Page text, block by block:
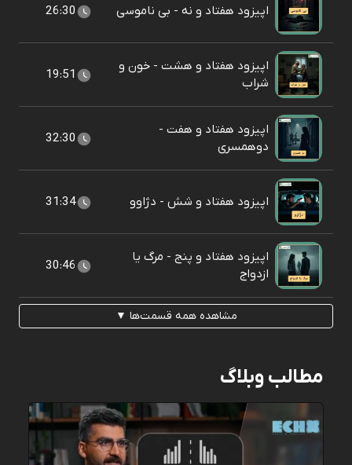
اپیزود هفتاد و نه - بی ناموسی 26:30
اپیزود هفتاد و هشت - خون و
شراب
19:51
اپیزود هفتاد و هفت -
دوهمسری
32:30
اپیزود هفتاد و شش - دژاوو 31:34
اپیزود هفتاد و پنج - مرگ یا
ازدواج
30:46
مشاهده همه قسمت‌ها ▼
مطالب وبلاگ